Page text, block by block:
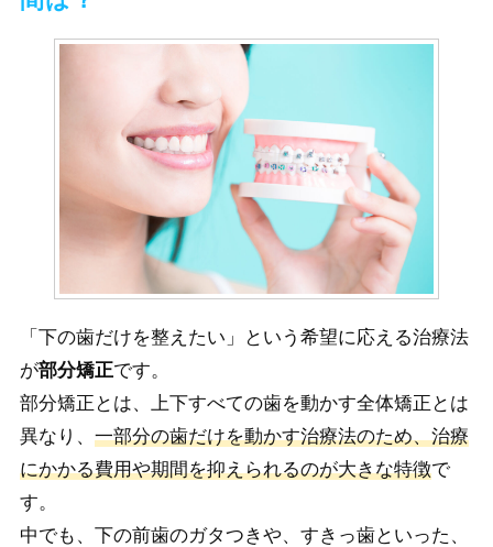
「下の歯だけを整えたい」という希望に応える治療法
が部分矯正です。
部分矯正とは、上下すべての歯を動かす全体矯正とは
異なり、 一部分の歯だけを動かす治療法のため、治療
にかかる費用や期間を抑えられるのが大きな特徴で
す。
中でも、下の前歯のガタつきや、すきっ歯といった、